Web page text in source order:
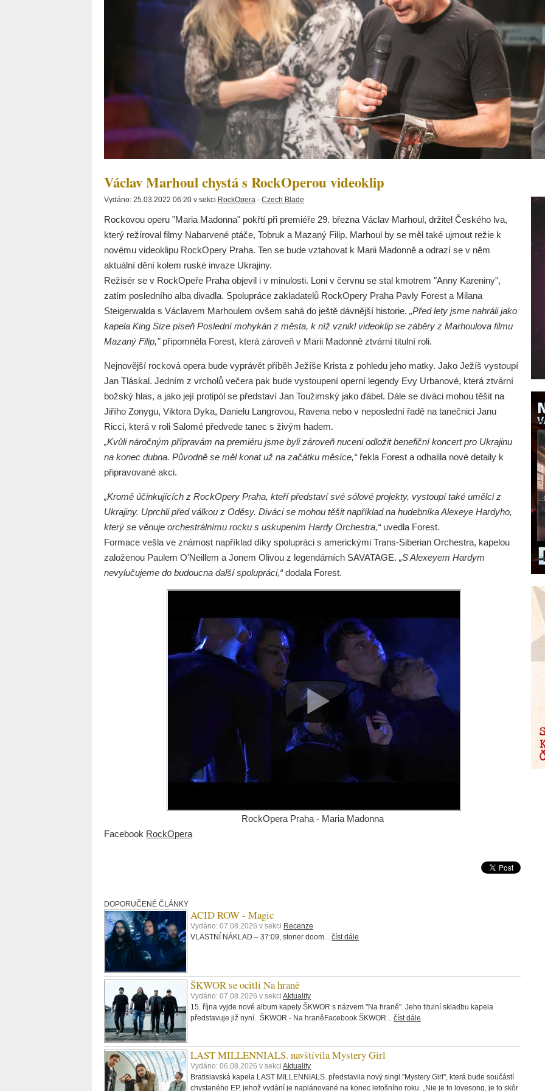
Václav Marhoul chystá s RockOperou videoklip
Vydáno: 25.03.2022 06:20 v sekci RockOpera - Czech Blade
Rockovou operu "Maria Madonna" pokřtí při premiéře 29. března Václav Marhoul, držitel Českého lva,
který režíroval filmy Nabarvené ptáče, Tobruk a Mazaný Filip. Marhoul by se měl také ujmout režie k
novému videoklipu RockOpery Praha. Ten se bude vztahovat k Marii Madonně a odrazí se v něm
aktuální dění kolem ruské invaze Ukrajiny.
Režisér se v RockOpeře Praha objevil i v minulosti. Loni v červnu se stal kmotrem "Anny Kareniny",
zatím posledního alba divadla. Spolupráce zakladatelů RockOpery Praha Pavly Forest a Milana
Steigerwalda s Václavem Marhoulem ovšem sahá do ještě dávnější historie. „Před lety jsme nahráli jako
kapela King Size píseň Poslední mohykán z města, k níž vznikl videoklip se záběry z Marhoulova filmu
Mazaný Filip,"připomněla Forest, která zároveň v Marii Madonně ztvární titulní roli.
Nejnovější rocková opera bude vyprávět příběh Ježíše Krista z pohledu jeho matky. Jako Ježíš vystoupí
Jan Tláskal. Jedním z vrcholů večera pak bude vystoupení operní legendy Evy Urbanové, která ztvární
božský hlas, a jako její protipól se představí Jan Toužimský jako ďábel. Dále se diváci mohou těšit na
Jiřího Zonygu, Viktora Dyka, Danielu Langrovou, Ravena nebo v neposlední řadě na tanečnici Janu
Ricci, která v roli Salomé předvede tanec s živým hadem.
„Kvůli náročným přípravám na premiéru jsme byli zároveň nuceni odložit benefiční koncert pro Ukrajinu
na konec dubna. Původně se měl konat už na začátku měsíce,“řekla Forest a odhalila nové detaily k
připravované akci.
„Kromě účinkujících z RockOpery Praha, kteří představí své sólové projekty, vystoupí také umělci z
Ukrajiny. Uprchli před válkou z Oděsy. Diváci se mohou těšit například na hudebníka Alexeye Hardyho,
který se věnuje orchestrálnímu rocku s uskupením Hardy Orchestra,“uvedla Forest.
Formace vešla ve známost například díky spolupráci s americkými Trans-Siberian Orchestra, kapelou
založenou Paulem O'Neillem a Jonem Olivou z legendárních SAVATAGE. „S Alexeyem Hardym
nevylučujeme do budoucna další spolupráci,“dodala Forest.
RockOpera Praha - Maria Madonna
Facebook RockOpera
DOPORUČENÉ ČLÁNKY
ACID ROW - Magic
Vydáno: 07.08.2026 v sekci Recenze
VLASTNÍ NÁKLAD – 37:09, stoner doom... číst dále
ŠKWOR se ocitli Na hraně
Vydáno: 07.08.2026 v sekci Aktuality
15. října vyjde nové album kapely ŠKWOR s názvem "Na hraně". Jeho titulní skladbu kapela
představuje již nyní. ŠKWOR - Na hraněFacebook ŠKWOR... číst dále
LAST MILLENNIALS. navštívila Mystery Girl
Vydáno: 06.08.2026 v sekci Aktuality
Bratislavská kapela LAST MILLENNIALS. představila nový singl "Mystery Girl", která bude součástí
chystaného EP, jehož vydání je naplánované na konec letošního roku. „Nie je to lovesong, je to skôr